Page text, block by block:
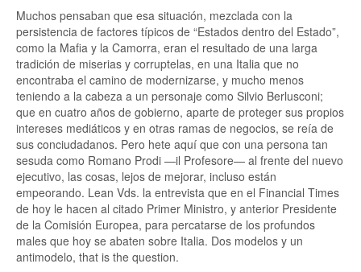
Muchos pensaban que esa situación, mezclada con la
persistencia de factores típicos de “Estados dentro del Estado”,
como la Mafia y la Camorra, eran el resultado de una larga
tradición de miserias y corruptelas, en una Italia que no
encontraba el camino de modernizarse, y mucho menos
teniendo a la cabeza a un personaje como Silvio Berlusconi;
que en cuatro años de gobierno, aparte de proteger sus propios
intereses mediáticos y en otras ramas de negocios, se reía de
sus conciudadanos. Pero hete aquí que con una persona tan
sesuda como Romano Prodi —il Profesore— al frente del nuevo
ejecutivo, las cosas, lejos de mejorar, incluso están
empeorando. Lean Vds. la entrevista que en el Financial Times
de hoy le hacen al citado Primer Ministro, y anterior Presidente
de la Comisión Europea, para percatarse de los profundos
males que hoy se abaten sobre Italia. Dos modelos y un
antimodelo, that is the question.